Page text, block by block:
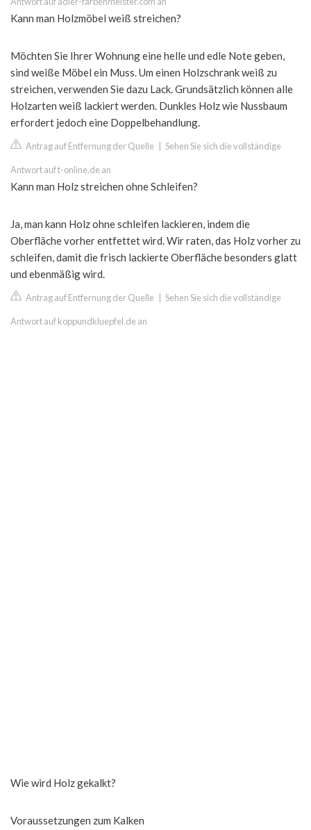
Kann man Holzmöbel weiß streichen?
Möchten Sie Ihrer Wohnung eine helle und edle Note geben,
sind weiße Möbel ein Muss. Um einen Holzschrank weiß zu
streichen, verwenden Sie dazu Lack. Grundsätzlich können alle
Holzarten weiß lackiert werden. Dunkles Holz wie Nussbaum
erfordert jedoch eine Doppelbehandlung.
Antrag auf Entfernung der Quelle Sehen Sie sich die vollständige
Antwort auf t-online.de an
Kann man Holz streichen ohne Schleifen?
Ja, man kann Holz ohne schleifen lackieren, indem die
Oberfläche vorher entfettet wird. Wir raten, das Holz vorher zu
schleifen, damit die frisch lackierte Oberfläche besonders glatt
und ebenmäßig wird.
Antrag auf Entfernung der Quelle Sehen Sie sich die vollständige
Antwort auf koppundkluepfel.de an
Wie wird Holz gekalkt?
Voraussetzungen zum Kalken